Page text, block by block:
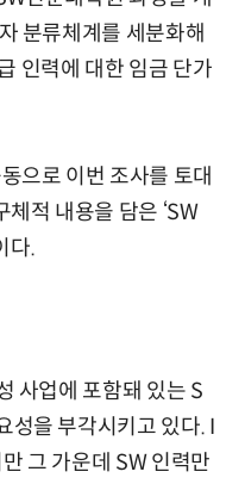
분류체계를 세분화해
인력에 대한 임금 단가
으로 이번 조사를 토대
적 내용을 담은 ‘SW
다.
사업에 포함돼 있는 S
성을 부각시키고 있다. I
그 가운데 SW 인력만